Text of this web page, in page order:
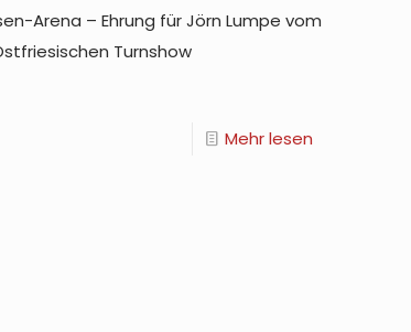
Arena – Ehrung für Jörn Lumpe vom
Turnshow
Mehr lesen